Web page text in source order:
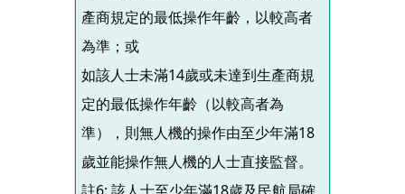
產商規定的最低操作年齡，以較高者
為準；或
如該人士未滿14歲或未達到生產商規
定的最低操作年齡（以較高者為
準），則無人機的操作由至少年滿18
歲並能操作無人機的人士直接監督。